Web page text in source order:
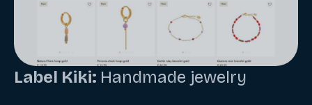
Label Kiki: Handmade jewelry